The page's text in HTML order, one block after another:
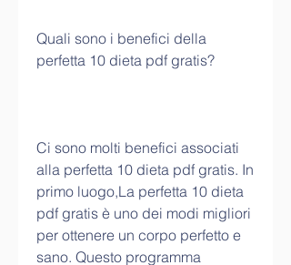
Quali sono i benefici della
perfetta 10 dieta pdf gratis?
Ci sono molti benefici associati
alla perfetta 10 dieta pdf gratis. In
primo luogo,La perfetta 10 dieta
pdf gratis è uno dei modi migliori
per ottenere un corpo perfetto e
sano. Questo programma